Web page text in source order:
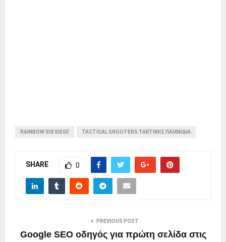
RAINBOW SIX SIEGE TACTICAL SHOOTERS ΤΑΚΤΙΚΉΣ ΠΑΙΧΝΊΔΙΑ
SHARE 0
PREVIOUS POST
Google SEO οδηγός για πρώτη σελίδα στις